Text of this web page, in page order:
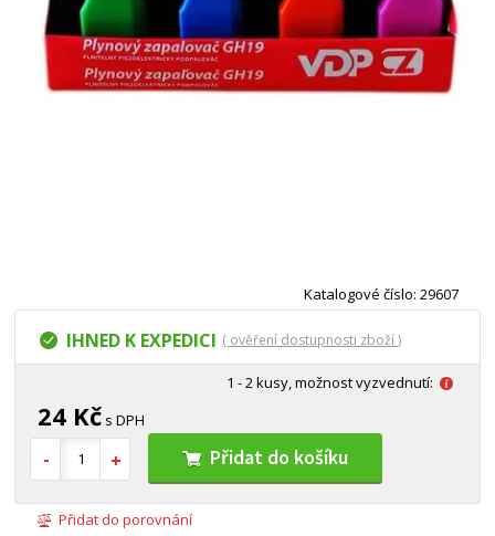
Katalogové číslo: 29607
IHNED K EXPEDICI ( ověření dostupnosti zboží )
1 - 2 kusy, možnost vyzvednutí:
24 Kč s DPH
Přidat do košíku
Přidat do porovnání